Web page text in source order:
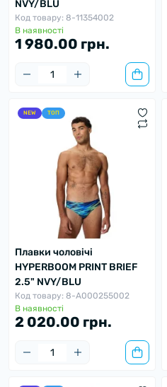
NVY/BLU
Код товару: 8-11354002
В наявності
1 980.00 грн.
NEW ТОП
Плавки чоловічі
HYPERBOOM PRINT BRIEF
2.5" NVY/BLU
Код товару: 8-A000255002
В наявності
2 020.00 грн.